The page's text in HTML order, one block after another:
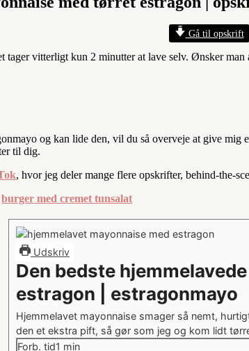
Gå til opskrift
tager vitterligt kun 2 minutter at lave selv. Ønsker
og kan lide den, vil du så overveje at give
til dig.
, hvor jeg deler mange flere opskrifter, behind-the-
burger med cremet tunsalat
Udskriv
Den bedste
estragon | estragonmayo
Hjemmelavet mayonnaise smager så nemt,
den et ekstra pift, så gør som jeg og kom lidt
Forb. tid1 minut
min